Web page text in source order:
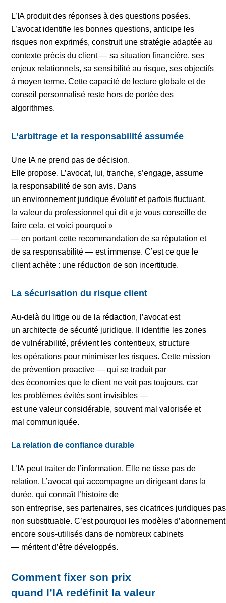
L’IA produit des réponses à des questions posées.
L’avocat identifie les bonnes questions, anticipe les
risques non exprimés, construit une stratégie adaptée au
contexte précis du client — sa situation financière, ses
enjeux relationnels, sa sensibilité au risque, ses objectifs
à moyen terme.Cette capacité de lecture globale et de
conseil personnalisé reste hors de portée des
algorithmes.
L’arbitrage et la responsabilité assumée
Une IA ne prend pas de décision.
Elle propose. L’avocat, lui, tranche, s’engage, assume
la responsabilité de son avis. Dans
un environnement juridique évolutif et parfois fluctuant,
la valeur du professionnel qui dit « je vous conseille de
faire cela, et voici pourquoi »
— en portant cette recommandation de sa réputation et
de sa responsabilité — est immense. C’est ce que le
client achète : une réduction de son incertitude.
La sécurisation du risque client
Au-delà du litige ou de la rédaction, l’avocat est
un architecte de sécurité juridique. Il identifie les zones
de vulnérabilité, prévient les contentieux, structure
les opérations pour minimiser les risques. Cette mission
de prévention proactive — qui se traduit par
des économies que le client ne voit pas toujours, car
les problèmes évités sont invisibles —
est une valeur considérable, souvent mal valorisée et
mal communiquée.
La relation de confiance durable
L’IA peut traiter de l’information. Elle ne tisse pas de
relation. L’avocat qui accompagne un dirigeant dans la
durée, qui connaît l’histoire de
son entreprise, ses partenaires, ses cicatrices juridiques
non substituable. C’est pourquoi les modèles
encore sous-utilisés dans de nombreux cabinets
— méritent d’être développés.
Comment fixer son prix
quand l’IA redéfinit la valeur